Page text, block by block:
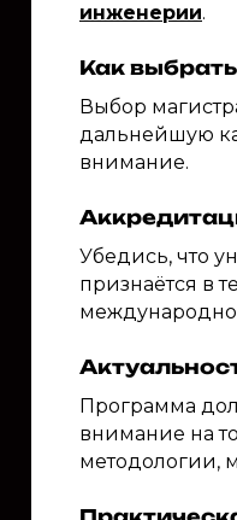
инженерии.
Как
Выбор
дальнейшую
внимание.
Убедись, что
признаётся в
Программа
внимание на
методологии,